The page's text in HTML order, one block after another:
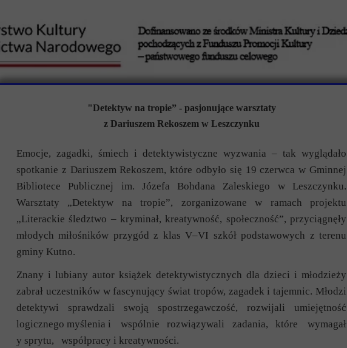
"Detektyw na tropie” - pasjonujące warsztaty
z Dariuszem Rekoszem w Leszczynku
Emocje, zagadki, śmiech i detektywistyczne wyzwania – tak wyglądało
spotkanie z Dariuszem Rekoszem, które odbyło się 19 czerwca w Gminnej
Bibliotece Publicznej im. Józefa Bohdana Zaleskiego w Leszczynku.
Warsztaty „Detektyw na tropie”, zorganizowane w ramach projektu
„Literackie śledztwo – kryminał, kreatywność, społeczność”, przyciągnęły
młodych miłośników przygód z klas V–VI szkół podstawowych z terenu
gminy Kutno.
Znany i lubiany autor książek detektywistycznych dla dzieci i młodzieży
zabrał uczestników w fascynujący świat tropów, zagadek i tajemnic. Młodzi
detektywi sprawdzali swoją spostrzegawczość, rozwijali umiejętność
logicznego myślenia i wspólnie rozwiązywali zadania, które wymagał
y sprytu, współpracy i kreatywności.